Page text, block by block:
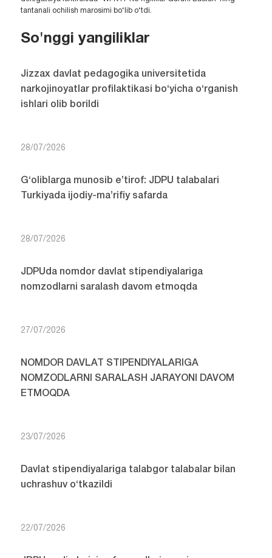
tantanali ochilish marosimi bo‘lib o‘tdi.
So'nggi yangiliklar
Jizzax davlat pedagogika universitetida
narkojinoyatlar profilaktikasi bo‘yicha o‘rganish
ishlari olib borildi
28/07/2026
G‘oliblarga munosib e’tirof: JDPU talabalari
Turkiyada ijodiy-ma’rifiy safarda
28/07/2026
JDPUda nomdor davlat stipendiyalariga
nomzodlarni saralash davom etmoqda
27/07/2026
NOMDOR DAVLAT STIPENDIYALARIGA
NOMZODLARNI SARALASH JARAYONI DAVOM
ETMOQDA
23/07/2026
Davlat stipendiyalariga talabgor talabalar bilan
uchrashuv o‘tkazildi
22/07/2026